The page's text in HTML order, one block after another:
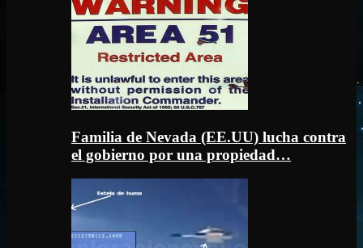
Familia de Nevada (EE.UU) lucha contra
el gobierno por una propiedad…